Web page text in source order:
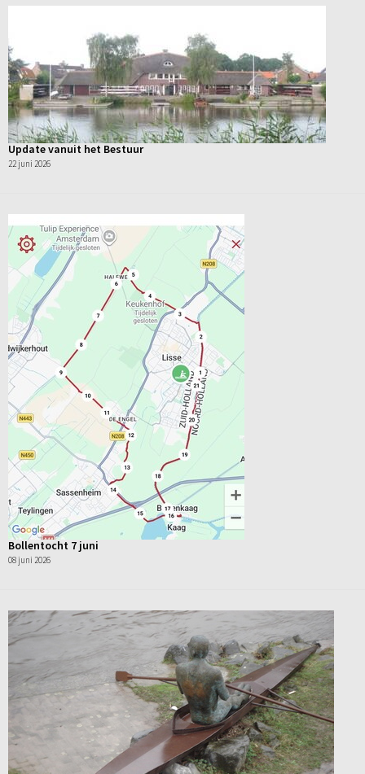
Update vanuit het Bestuur
22 juni 2026
Bollentocht 7 juni
08 juni 2026